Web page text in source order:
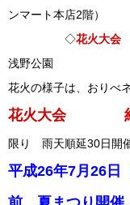
ンマート本店2階）
◇花火大
浅野公園
花火の様子は、おりべ
花火大会 約
限り 雨天順延30日開
平成26年7月26